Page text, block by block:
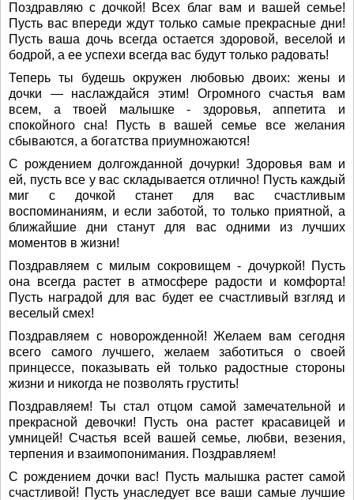
Поздравляю с дочкой! Всех благ вам и вашей семье!
Пусть вас впереди ждут только самые прекрасные дни!
Пусть ваша дочь всегда остается здоровой, веселой и
бодрой, а ее успехи всегда вас будут только радовать!
Теперь ты будешь окружен любовью двоих: жены и
дочки — наслаждайся этим! Огромного счастья вам
всем, а твоей малышке - здоровья, аппетита и
спокойного сна! Пусть в вашей семье все желания
сбываются, а богатства приумножаются!
С рождением долгожданной дочурки! Здоровья вам и
ей, пусть все у вас складывается отлично! Пусть каждый
миг с дочкой станет для вас счастливым
воспоминаниям, и если заботой, то только приятной, а
ближайшие дни станут для вас одними из лучших
моментов в жизни!
Поздравляем с милым сокровищем - дочуркой! Пусть
она всегда растет в атмосфере радости и комфорта!
Пусть наградой для вас будет ее счастливый взгляд и
веселый смех!
Поздравляем с новорожденной! Желаем вам сегодня
всего самого лучшего, желаем заботиться о своей
принцессе, показывать ей только радостные стороны
жизни и никогда не позволять грустить!
Поздравляем! Ты стал отцом самой замечательной и
прекрасной девочки! Пусть она растет красавицей и
умницей! Счастья всей вашей семье, любви, везения,
терпения и взаимопонимания. Поздравляем!
С рождением дочки вас! Пусть малышка растет самой
счастливой! Пусть унаследует все ваши самые лучшие